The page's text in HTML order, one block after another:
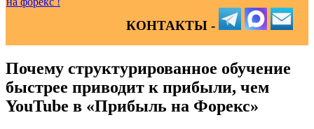
КОНТАКТЫ -
Почему структурированное обучение
быстрее приводит к прибыли, чем
YouTube в «Прибыль на Форекс»